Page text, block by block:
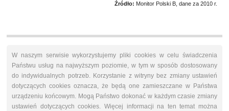
Źródło: Monitor Polski B, dane za 2010 r.
W naszym serwisie wykorzystujemy pliki cookies w celu świadczenia
Państwu usług na najwyższym poziomie, w tym w sposób dostosowany
do indywidualnych potrzeb. Korzystanie z witryny bez zmiany ustawień
dotyczących cookies oznacza, że będą one zamieszczane w Państwa
urządzeniu końcowym. Mogą Państwo dokonać w każdym czasie zmiany
ustawień dotyczących cookies. Więcej informacji na ten temat można